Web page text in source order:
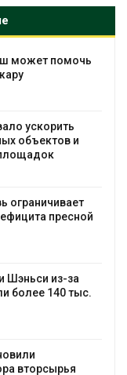
может помочь
ускорить
объектов и
ограничивает
пресной
Шэньси из-за
более 140 тыс.
вторсырья